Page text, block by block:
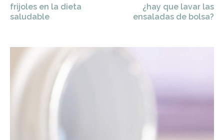
frijoles en la dieta
saludable
¿hay que lavar las
ensaladas de bolsa?